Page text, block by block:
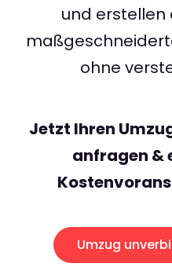
und erstellen
ohne
Jetzt Ihren
anfragen &
Umzug